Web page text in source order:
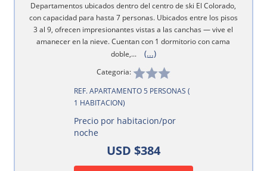
Departamentos ubicados dentro del centro de ski El Colorado,
con capacidad para hasta 7 personas. Ubicados entre los pisos
3 al 9, ofrecen impresionantes vistas a las canchas — vive el
amanecer en la nieve. Cuentan con 1 dormitorio con cama
doble,...
(...)
Categoria:
REF. APARTAMENTO 5 PERSONAS (
1 HABITACION)
Precio por habitacion/por
noche
USD $384